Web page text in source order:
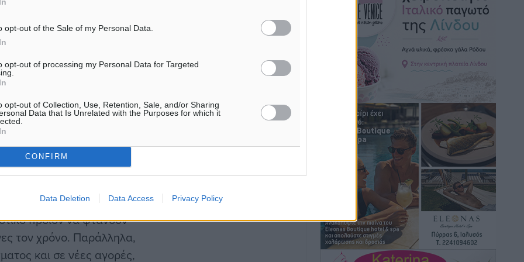
opt-out of the Sale of my Personal Data.
opt-out of processing my Personal Data for Targeted
opt-out of Collection, Use, Retention, Sale, and/or Sharing
Data that Is Unrelated with the Purposes for which it
CONFIRM
Data Deletion Data Access Privacy Policy
«Το τουριστικό
εμπόριο»,
της διασύνδεσης
στην ελληνική γη
στα καταστήματα
και στα καταλύματά
που
να «φωτιστούν» μη
η Χάλκη, η
χειμερινοί
προϊόν να φτάνουν
τον χρόνο. Παράλληλα,
και σε νέες αγορές,
• πριν 1 ώρα
Γ. Χατζημάρκος: “Δύο μεγάλες
δεσμεύσεις Γεωργιάδη” – Κίνητρα για
τους γιατρούς των νησιών και
συνεργασία Ρόδου με το Αττικόν για το
Ακτινοθεραπευτικό
Τοπικές Ειδήσεις πριν 2 ώρες
Σούπερ μάρκετ: Διευρύνεται η εθνική
πρωτοβουλία για τις τιμές – Eρχονται
νέες συμμετοχές εταιρειών
• πριν 2 ώρες
Συνελήφθησαν έξι άτομα για
ηχορύπανση από καταστήματα στο
Νότιο Αιγαίο